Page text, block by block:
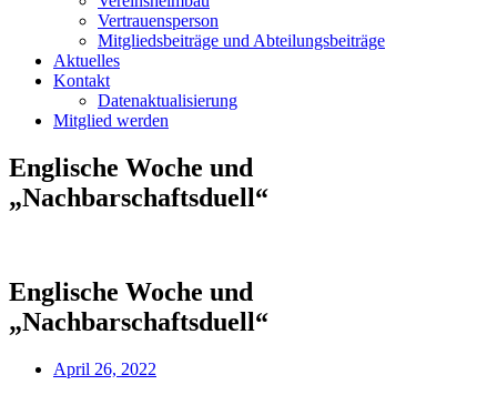
Vertrauensperson
Mitgliedsbeiträge und Abteilungsbeiträge
Aktuelles
Kontakt
Datenaktualisierung
Mitglied werden
Englische Woche und
„Nachbarschaftsduell“
Englische Woche und
„Nachbarschaftsduell“
April 26, 2022